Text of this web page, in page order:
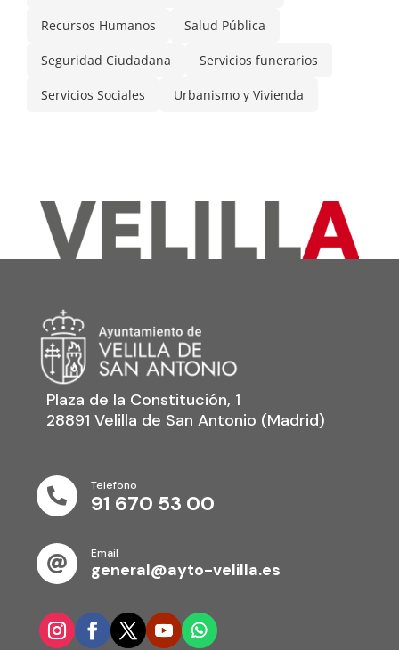
Recursos Humanos Salud Pública
Seguridad Ciudadana Servicios funerarios
Servicios Sociales Urbanismo y Vivienda
Plaza de la Constitución, 1
28891 Velilla de San Antonio (Madrid)

Telefono
91 670 53 00

Email
general@ayto-velilla.es